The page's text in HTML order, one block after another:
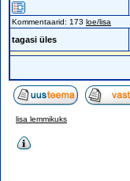
Kommentaarid: 173 loe/lisa
tagasi üles
lisa lemmikuks